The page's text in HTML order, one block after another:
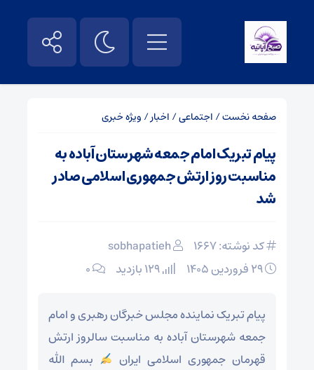
صفحه نخست/ اجتماعی/ اخبار/ ویژه خبری
پیام تبریک امام جمعه شهرستان آباده به
مناسبت روز ارتش جمهوری اسلامی صادر
شد
کد نوشته: 1667
sobhapatieh
۰
پیام تبریک نماینده مجلس خبرگان رهبری و امام
جمعه شهرستان آباده به مناسبت سالروز ارتش
قهرمان جمهوری اسلامی ایران
بسم الله